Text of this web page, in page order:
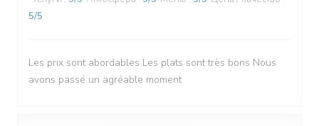
5/5
Les prix sont abordables Les plats sont très bons Nous
avons passé un agréable moment